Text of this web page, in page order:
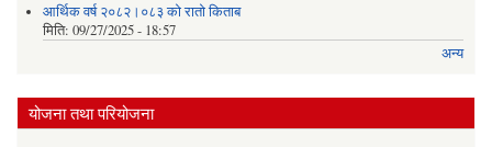
आर्थिक वर्ष २०८२।०८३ को रातो किताब
मिति: 09/27/2025 - 18:57
अन्य
योजना तथा परियोजना